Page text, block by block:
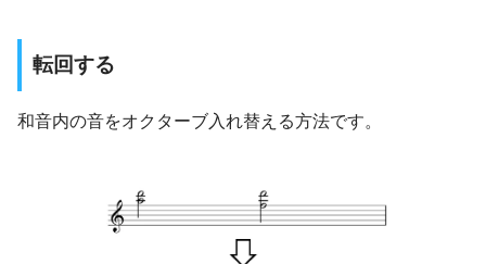
転回する
和音内の音をオクターブ入れ替える方法です。